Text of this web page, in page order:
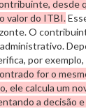
desde
valor do ITBI.
O
por
for o
ele calcula um
a decisão